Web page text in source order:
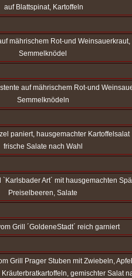
auf Blattspinat, Kartoffeln
mährischem Rot-und Weinsauerkraut,
Semmelknödel
auf mährischem Rot-und
Semmelknödeln
paniert, hausgemachter Kartoffelsalat
frische Salate nach Wahl
`Karlsbader Art´ mit hausgemachten
Preiselbeeren, Salate
Grill ´GoldeneStadt´ reich garniert
Grill Prager Stuben mit Zwiebeln,
gemischter Salat